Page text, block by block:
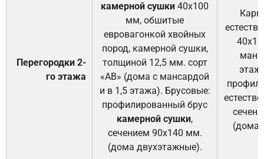
Перегородки 2-
го этажа
камерной сушки 40х100
мм, обшитые
евровагонкой хвойных
пород, камерной сушки,
толщиной 12,5 мм. сорт
«АВ» (дома с мансардой
и в 1,5 этажа). Брусовые:
профилированный брус
камерной сушки,
сечением 90х140 мм.
(дома двухэтажные).
(дома